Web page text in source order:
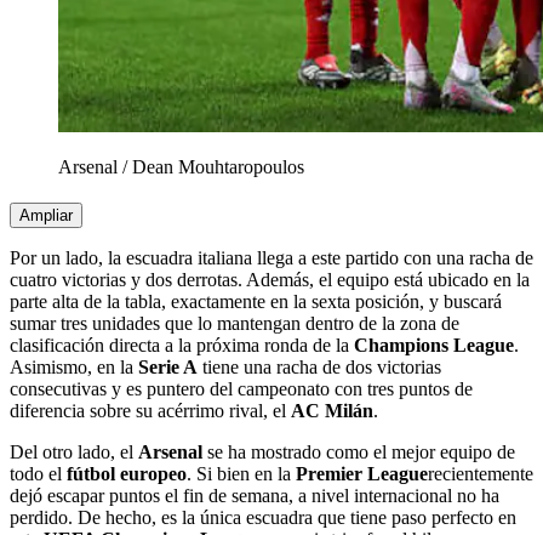
Arsenal /Dean Mouhtaropoulos
Ampliar
Por un lado, la escuadra italiana llega a este partido con una racha de
cuatro victorias y dos derrotas. Además, el equipo está ubicado en la
parte alta de la tabla, exactamente en la sexta posición, y buscará
sumar tres unidades que lo mantengan dentro de la zona de
clasificación directa a la próxima ronda de la Champions League.
Asimismo, en la Serie A tiene una racha de dos victorias
consecutivas y es puntero del campeonato con tres puntos de
diferencia sobre su acérrimo rival, el AC Milán.
Del otro lado, el Arsenal se ha mostrado como el mejor equipo de
todo el fútbol europeo. Si bien en la Premier Leaguerecientemente
dejó escapar puntos el fin de semana, a nivel internacional no ha
perdido. De hecho, es la única escuadra que tiene paso perfecto en